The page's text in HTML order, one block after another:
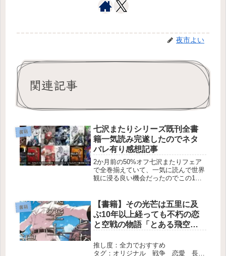
夜市よい
関連記事
書籍
七沢またりシリーズ既刊全書
籍一気読み完遂したのでネタ
バレ有り感想記事
2か月前の50%オフ七沢またりフェア
で全巻揃えていて、一気に読んで世界
観に浸る良い機会だったのでこの1週
年強で5周はしているのですが、一気
読み宣言した訳ではないので途中...
書籍
【書籍】その光芒は五里に及
ぶ10年以上経っても不朽の恋
と空戦の物語「とある飛空士
推し度：全力でおすすめ
タグ：オリジナル 戦争 恋愛 長